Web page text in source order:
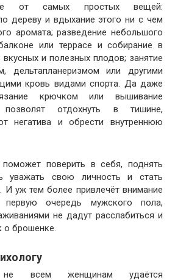
от самых простых вещей:
дереву и вдыхание этого ни с чем
аромата; разведение небольшого
или террасе и собирание в
и полезных плодов; занятие
дельтапланеризмом или другими
кровь видами спорта. Да даже
крючком или вышивание
позволят отдохнуть в тишине,
негатива и обрести внутреннюю
поверить в себя, поднять
уважать свою личность и стать
И уж тем более привлечёт внимание
очередь мужского пола,
не дадут расслабиться и
о брошенке.
всем женщинам удаётся